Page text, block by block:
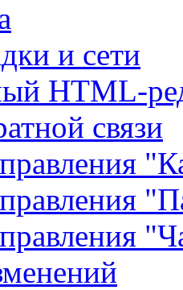
и сети
HTML-
связи